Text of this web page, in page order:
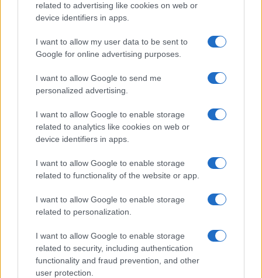
related to advertising like cookies on web or
device identifiers in apps.
I want to allow my user data to be sent to
Google for online advertising purposes.
I want to allow Google to send me
personalized advertising.
I want to allow Google to enable storage
related to analytics like cookies on web or
device identifiers in apps.
I want to allow Google to enable storage
related to functionality of the website or app.
I want to allow Google to enable storage
related to personalization.
I want to allow Google to enable storage
related to security, including authentication
functionality and fraud prevention, and other
user protection.
της Ζωής μας
Οι άνθρωποι, οι αυθεντικές ιστορίες,
το ελληνικό καλοκαίρι και ένας
πολιτισμός που μας ενώνει κάθε μέρα.
ΟΣΑ ΧΡΕΙΑΖΕΣΑΙ
ΤΟ ΠΑΡΟΝ ΤΗΣ ΚΥΡΙΑΚΗΣ